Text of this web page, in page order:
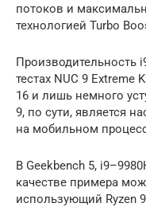
потоков и
технологией Turbo
Производительность
тестах NUC 9 Extreme
16 и лишь немного
9, по сути, является
на мобильном
В Geekbench 5,
качестве примера
использующий Ryzen